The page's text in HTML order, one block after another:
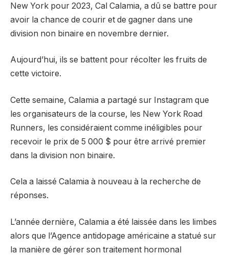
New York pour 2023, Cal Calamia, a dû se battre pour
avoir la chance de courir et de gagner dans une
division non binaire en novembre dernier.
Aujourd’hui, ils se battent pour récolter les fruits de
cette victoire.
Cette semaine, Calamia a partagé sur Instagram que
les organisateurs de la course, les New York Road
Runners, les considéraient comme inéligibles pour
recevoir le prix de 5 000 $ pour être arrivé premier
dans la division non binaire.
Cela a laissé Calamia à nouveau à la recherche de
réponses.
L’année dernière, Calamia a été laissée dans les limbes
alors que l’Agence antidopage américaine a statué sur
la manière de gérer son traitement hormonal